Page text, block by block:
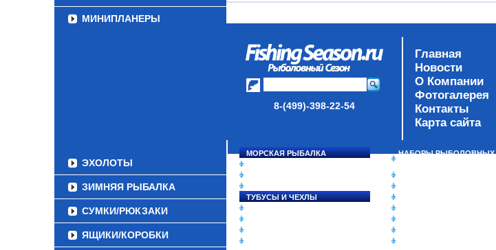
МИНИПЛАНЕРЫ
ЭХОЛОТЫ
ЗИМНЯЯ РЫБАЛКА
СУМКИ/РЮКЗАКИ
ЯЩИКИ/КОРОБКИ
8-(499)-398-22-54
Главная
Новости
О Компании
Фотогалерея
Контакты
Карта сайта
МОРСКАЯ РЫБАЛКА
ТУБУСЫ И ЧЕХЛЫ
НАБОРЫ РЫБОЛОВНЫХ